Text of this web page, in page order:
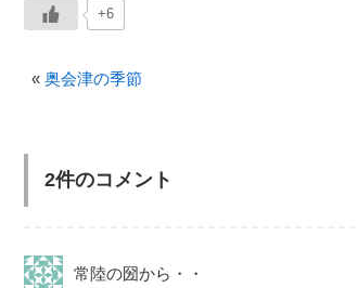
+6
«奥会津の季節
2件のコメント
常陸の圀から・・